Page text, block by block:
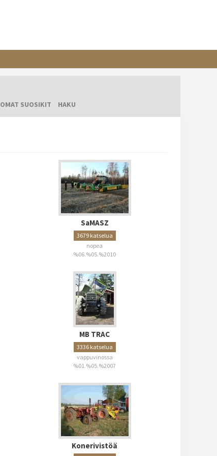
OMAT SUOSIKIT HAKU
SaMASZ
3679 katselua
nopea
%06.%05.%2010
MB TRAC
3336 katselua
vappuvinossa
%01.%05.%2007
Konerivistöä